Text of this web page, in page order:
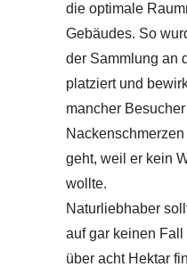
die optimale
Gebäudes. So
der Sammlung an
platziert und
mancher
geht, weil er kein
wollte.
Naturliebhaber
auf gar keinen Fall
über acht Hektar